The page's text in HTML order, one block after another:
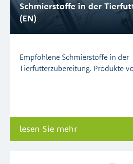
Schmierstoffe in der
(EN)
Empfohlene Schmierstoffe in der
Tierfutterzubereitung. Produkte
lesen Sie mehr